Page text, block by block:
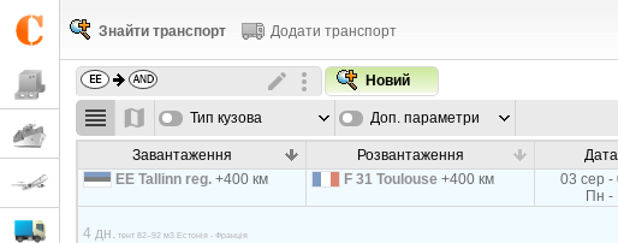
Знайти транспорт Додати транспорт
Новий
Тип кузова Доп. параметри
Завантаження Розвантаження Дата
EE Tallinn reg. +400 км F 31 Toulouse +400 км
03 сер -
Пн -
4 дн. тент 82–92 м3 Естонія - Франція